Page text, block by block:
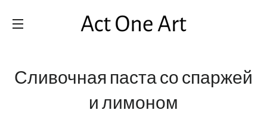
Сливочная паста со спаржей
и лимоном